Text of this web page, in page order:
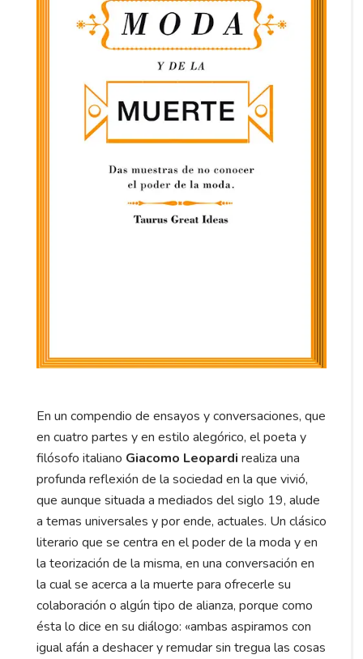
En un compendio de ensayos y conversaciones, que
en cuatro partes y en estilo alegórico, el poeta y
filósofo italiano Giacomo Leopardi realiza una
profunda reflexión de la sociedad en la que vivió,
que aunque situada a mediados del siglo 19, alude
a temas universales y por ende, actuales. Un clásico
literario que se centra en el poder de la moda y en
la teorización de la misma, en una conversación en
la cual se acerca a la muerte para ofrecerle su
colaboración o algún tipo de alianza, porque como
ésta lo dice en su diálogo: «ambas aspiramos con
igual afán a deshacer y remudar sin tregua las cosas